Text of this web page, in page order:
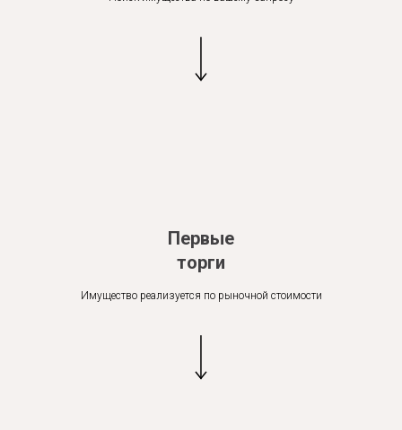
Первые
торги
Имущество реализуется по рыночной стоимости